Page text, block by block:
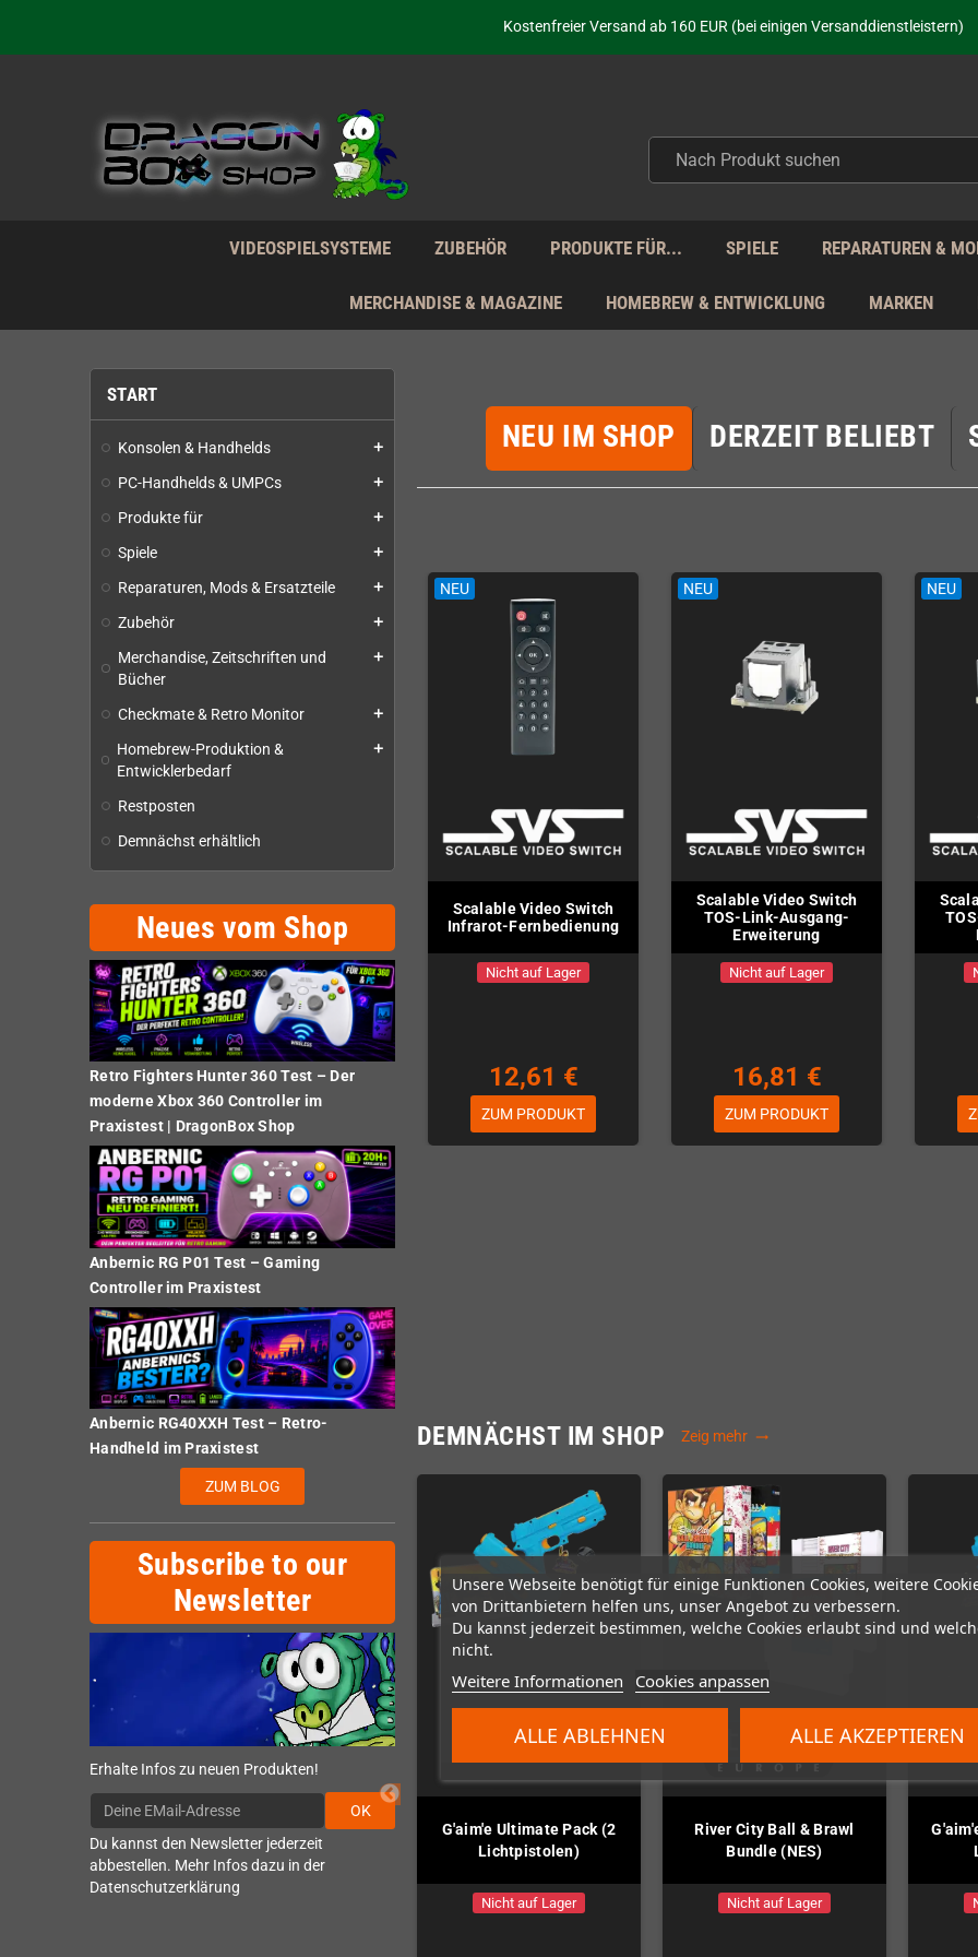
Kostenfreier Versand ab 160 EUR (bei einigen Versanddienstleistern)
Seit über 20 Jahren Deine Anlaufstelle für neue Retro-Hardware!
Täglicher Versand Mo - Fr aus Deutschland - zollfrei innerhalb der EU!
Unsere Webseite benötigt für einige Funktionen Cookies, weitere
von Drittanbietern helfen uns, unser Angebot zu verbessern.
Du kannst jederzeit bestimmen, welche Cookies erlaubt sind und
nicht.
Weitere Informationen Cookies anpassen
ALLE ABLEHNEN ALLE AKZEPTIEREN
VIDEOSPIELSYSTEME ZUBEHÖR PRODUKTE FÜR... SPIELE REPARATUREN &
MERCHANDISE & MAGAZINE HOMEBREW & ENTWICKLUNG MARKEN
Physisches Modul · Engl. Anleitung · 2 Wendecover
START
Konsolen & Handhelds add
PC-Handhelds & UMPCs add
Produkte für add
Spiele add
Reparaturen, Mods & Ersatzteile add
Zubehör add
Merchandise, Zeitschriften und
Bücher
add
Checkmate & Retro Monitor add
Homebrew-Produktion &
Entwicklerbedarf
add
Restposten
Demnächst erhältlich
Neues vom Shop
Retro Fighters Hunter 360 Test – Der
moderne Xbox 360 Controller im
Praxistest | DragonBox Shop
Anbernic RG P01 Test – Gaming
Controller im Praxistest
Anbernic RG40XXH Test – Retro-
Handheld im Praxistest
ZUM BLOG
Subscribe to our
Newsletter
Erhalte Infos zu neuen Produkten!
OK
Du kannst den Newsletter jederzeit
abbestellen. Mehr Infos dazu in der
Datenschutzerklärung
NEU IM SHOP DERZEIT BELIEBT
Video Switch
32,77 €
NEU
Scalable Video Switch
VGA-Eingangsmodul
Nicht auf Lager
32,77 €
NEU
Scalable Video Switch
Infrarot-Fernbedienung
Nicht auf Lager
12,61 €
ZUM PRODUKT
NEU
Scalable Video Switch
TOS-Link-Ausgang-
Erweiterung
Nicht auf Lager
16,81 €
ZUM PRODUKT
NEU
DEMNÄCHST IM SHOP Zeig mehr trending_flat
(MegaDrive /
Retrode 3 Cart Reader /
Flasher
G'aim'e Ultimate Pack (2
Lichtpistolen)
Nicht auf Lager
River City Ball & Brawl
Bundle (NES)
Nicht auf Lager